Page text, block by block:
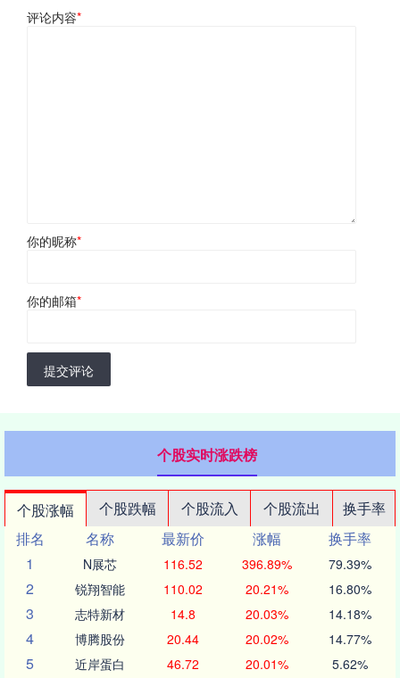
评论内容*
你的昵称*
你的邮箱*
提交评论
个股实时涨跌榜
个股涨幅 个股跌幅 个股流入 个股流出
换手率
排名
名称 最新价 涨幅
换手率
1
N展芯 116.52 396.89% 79.39%
2 锐翔智能 110.02 20.21% 16.80%
3 志特新材 14.8 20.03% 14.18%
4 博腾股份 20.44 20.02% 14.77%
5 近岸蛋白 46.72 20.01% 5.62%